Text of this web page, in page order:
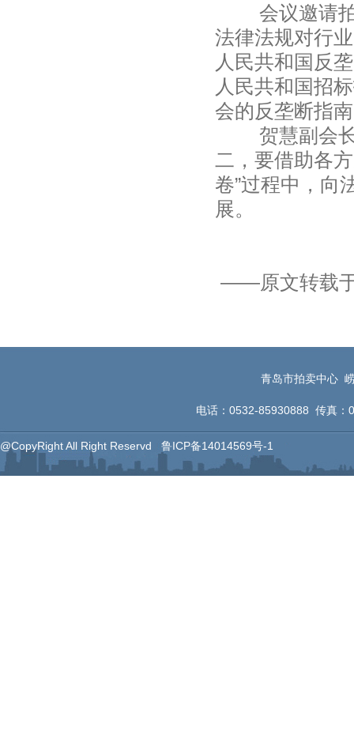
会议邀请拍
法律法规对行
人民共和国反
人民共和国招
会的反垄断指
贺慧副会长
二，要借助各
卷”过程中，向
展。
——原文转载于
青岛市拍卖中心
电话：0532-85930888 传真：
@CopyRight All Right Reservd 鲁ICP备14014569号-1